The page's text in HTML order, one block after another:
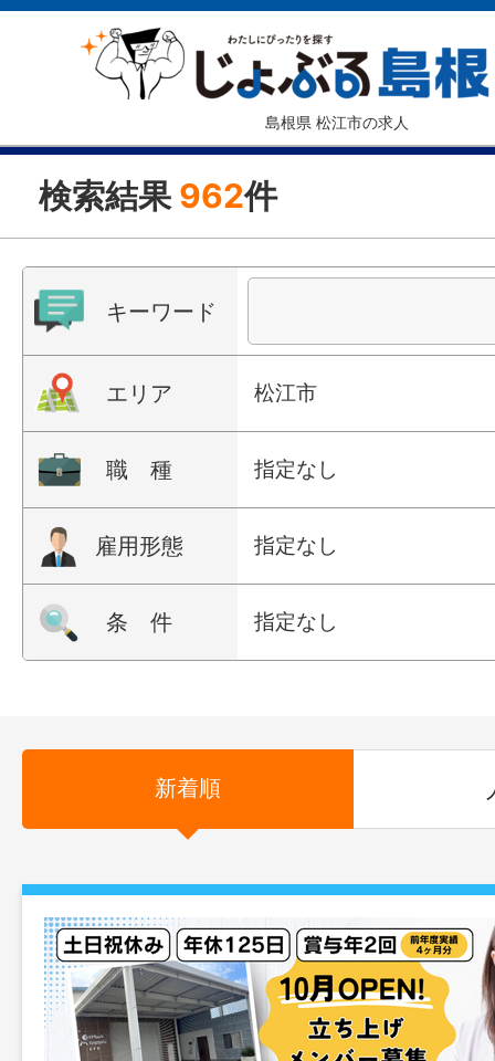
島根県 松江市の求人
検索結果 962件
キーワード
エリア 松江市
職 種 指定なし
雇用形態 指定なし
条 件 指定なし
新着順